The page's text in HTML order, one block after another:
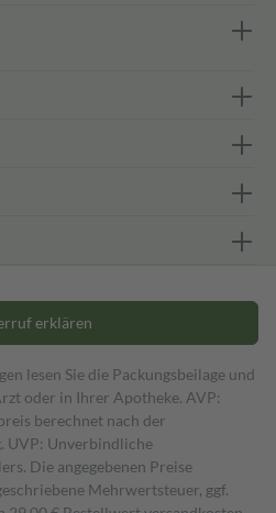
erklären
lesen Sie die Packungsbeilage und
oder in Ihrer Apotheke. AVP:
berechnet nach der
UVP: Unverbindliche
Die angegebenen Preise
Mehrwertsteuer, ggf.